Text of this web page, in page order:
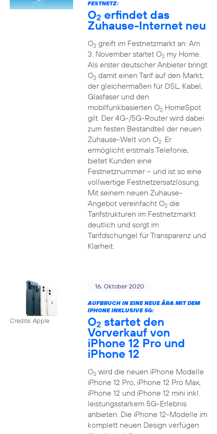
FESTNETZ:
O2 erfindet das
Zuhause-Internet neu
O2greift im Festnetzmarkt an: Am
3. November startet O2my Home.
Als erster deutscher Anbieter bringt
O2damit einen Tarif auf den Markt,
der gleichermaßen für DSL, Kabel,
Glasfaser und den
mobilfunkbasierten O2HomeSpot
gilt. Der 4G-/5G-Router wird dabei
zum festen Bestandteil der neuen
Zuhause-Welt von O2. Er
ermöglicht erstmals Telefonie,
bietet Kunden eine
Festnetznummer – und ist so eine
vollwertige Festnetzersatzlösung.
Mit seinem neuen Zuhause-
Angebot vereinfacht O2die
Tarifstrukturen im Festnetzmarkt
deutlich und sorgt im
Tarifdschungel für Transparenz und
Klarheit.
Credits: Apple
16. Oktober 2020
AUFBRUCH IN EINE NEUE ÄRA MIT DEM
IPHONE INKLUSIVE 5G:
O2 startet den
Vorverkauf von
iPhone 12 Pro und
iPhone 12
O2wird die neuen iPhone Modelle
iPhone 12 Pro, iPhone 12 Pro Max,
iPhone 12 und iPhone 12 mini inkl.
leistungsstarkem 5G-Erlebnis
anbieten. Die iPhone 12-Modelle im
komplett neuen Design verfügen